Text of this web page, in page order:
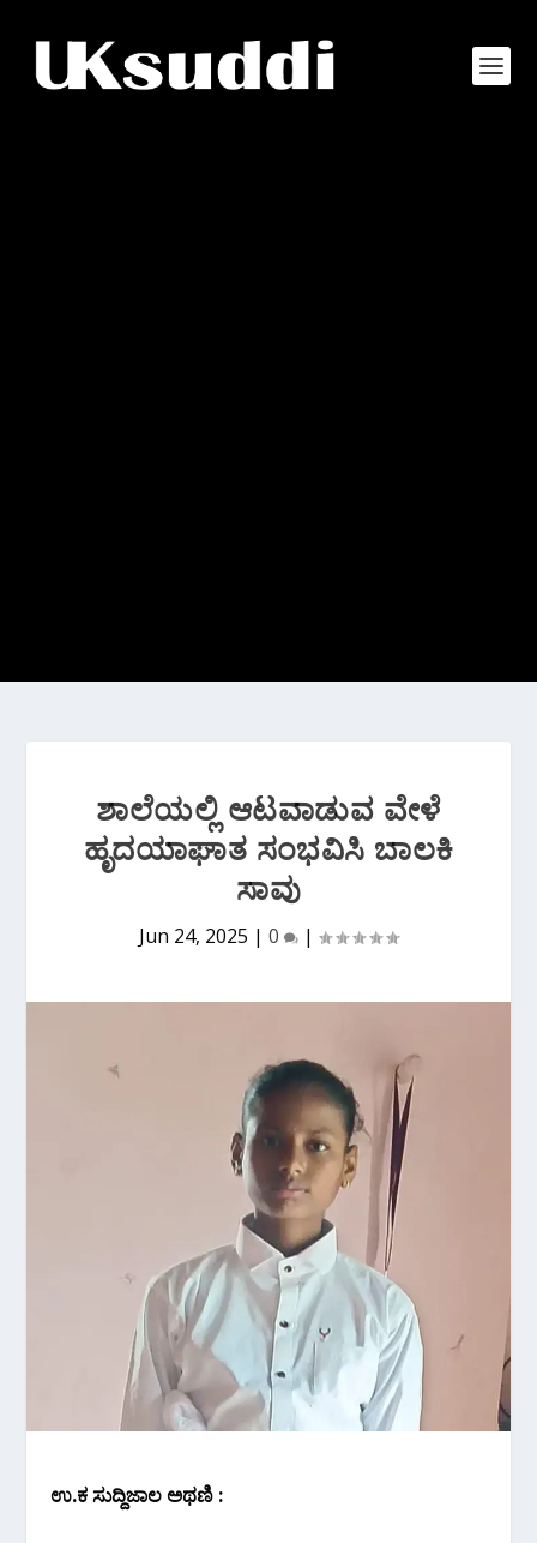
ಶಾಲೆಯಲ್ಲಿ ಆಟವಾಡುವ ವೇಳೆ
ಹೃದಯಾಘಾತ ಸಂಭವಿಸಿ ಬಾಲಕಿ
ಸಾವು
Jun 24, 2025 | 0 |
ಉ.ಕ ಸುದ್ದಿಜಾಲ ಅಥಣಿ :